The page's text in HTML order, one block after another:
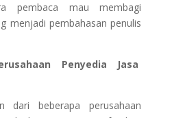
pembaca mau membagi
menjadi pembahasan penulis
Penyedia Jasa
dari beberapa perusahaan